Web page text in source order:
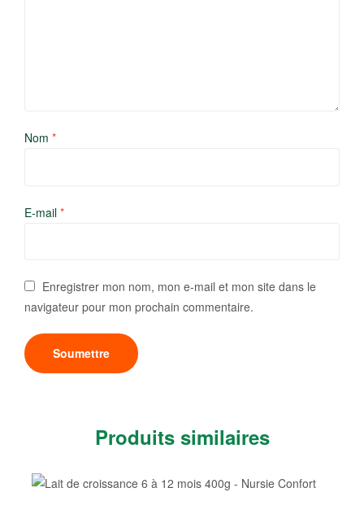
Nom *
E-mail *
Enregistrer mon nom, mon e-mail et mon site dans le
navigateur pour mon prochain commentaire.
Produits similaires